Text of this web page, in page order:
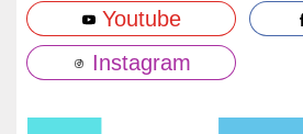
Youtube
Instagram